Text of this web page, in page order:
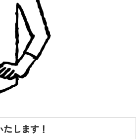
します！